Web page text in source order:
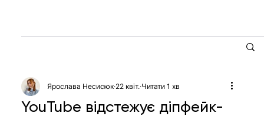
YouTube відстежує діпфейк-
Ярослава Несисюк 22 квіт. Читати 1 хв